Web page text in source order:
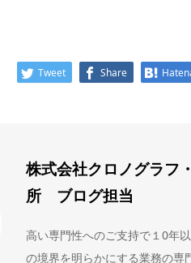
Tweet Share
株式会社クロノグラフ
所 ブログ担当
高い専門性へのご支持で１0年
の境界を明らかにする業務の専